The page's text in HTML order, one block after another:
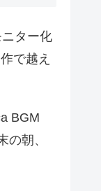
ター化
で越え
BGM
朝、